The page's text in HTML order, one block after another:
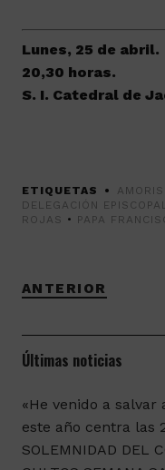
Lunes, 25 de abril.
20,30 horas.
S. I. Catedral de
ETIQUETAS
DELEGACIÓN
ROJAS • PAPA
ANTERIOR
Últimas noticias
«He venido a
este año centra las
SOLEMNIDAD DEL